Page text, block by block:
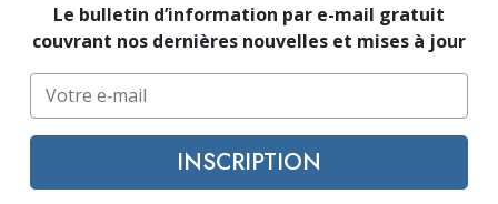
Le bulletin d’information par e-mail gratuit
couvrant nos dernières nouvelles et mises à jour
INSCRIPTION